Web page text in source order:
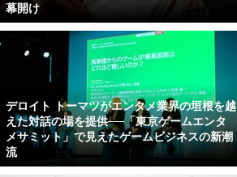
幕開け
デロイト トーマツがエンタメ業界の垣根を越
えた対話の場を提供──「東京ゲームエンタ
メサミット」で見えたゲームビジネスの新潮
流